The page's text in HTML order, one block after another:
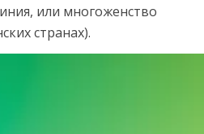
или многоженство
странах).